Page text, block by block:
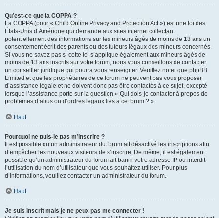
Qu’est-ce que la COPPA ?
La COPPA (pour « Child Online Privacy and Protection Act ») est une loi des
États-Unis d’Amérique qui demande aux sites internet collectant
potentiellement des informations sur les mineurs âgés de moins de 13 ans un
consentement écrit des parents ou des tuteurs légaux des mineurs concernés.
Si vous ne savez pas si cette loi s’applique également aux mineurs âgés de
moins de 13 ans inscrits sur votre forum, nous vous conseillons de contacter
un conseiller juridique qui pourra vous renseigner. Veuillez noter que phpBB
Limited et que les propriétaires de ce forum ne peuvent pas vous proposer
d’assistance légale et ne doivent donc pas être contactés à ce sujet, excepté
lorsque l’assistance porte sur la question « Qui dois-je contacter à propos de
problèmes d’abus ou d’ordres légaux liés à ce forum ? ».
Haut
Pourquoi ne puis-je pas m’inscrire ?
Il est possible qu’un administrateur du forum ait désactivé les inscriptions afin
d’empêcher les nouveaux visiteurs de s’inscrire. De même, il est également
possible qu’un administrateur du forum ait banni votre adresse IP ou interdit
l’utilisation du nom d’utilisateur que vous souhaitez utiliser. Pour plus
d’informations, veuillez contacter un administrateur du forum.
Haut
Je suis inscrit mais je ne peux pas me connecter !